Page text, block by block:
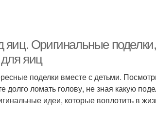
яиц. Оригинальные
яиц
поделки вместе с детьми.
долго ломать голову, не зная какую
идеи, которые воплотить в